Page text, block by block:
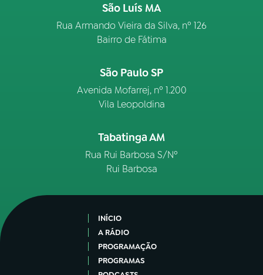
São Luís MA
Rua Armando Vieira da Silva, nº 126
Bairro de Fátima
São Paulo SP
Avenida Mofarrej, nº 1.200
Vila Leopoldina
Tabatinga AM
Rua Rui Barbosa S/Nº
Rui Barbosa
INÍCIO
A RÁDIO
PROGRAMAÇÃO
PROGRAMAS